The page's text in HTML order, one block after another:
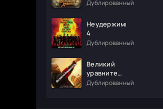
Дублированный
Неудержимые
4
Дублированный
Великий
уравнитель
3
Дублированный